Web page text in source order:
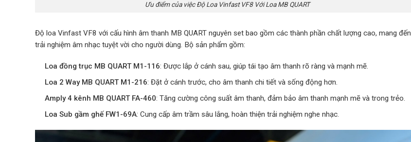
Ưu điểm của việc Độ Loa Vinfast VF8 Với Loa MB QUART
Độ loa Vinfast VF8 với cấu hình âm thanh MB QUART nguyên set bao gồm các thành phần chất lượng cao, mang đến
trải nghiệm âm nhạc tuyệt vời cho người dùng. Bộ sản phẩm gồm:
Loa đồng trục MB QUART M1-116: Được lắp ở cánh sau, giúp tái tạo âm thanh rõ ràng và mạnh mẽ.
Loa 2 Way MB QUART M1-216: Đặt ở cánh trước, cho âm thanh chi tiết và sống động hơn.
Amply 4 kênh MB QUART FA-460: Tăng cường công suất âm thanh, đảm bảo âm thanh mạnh mẽ và trong trẻo.
Loa Sub gầm ghế FW1-69A: Cung cấp âm trầm sâu lắng, hoàn thiện trải nghiệm nghe nhạc.